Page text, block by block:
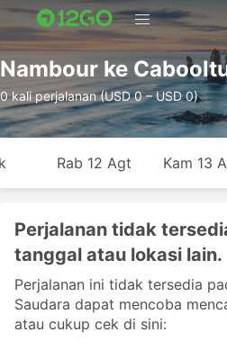
Nambour ke
0 kali perjalanan (USD 0 – USD 0)
Rab 12 Agt Kam 13
Perjalanan tidak
tanggal atau lokasi lain.
Perjalanan ini tidak tersedia
Saudara dapat mencoba
atau cukup cek di sini: